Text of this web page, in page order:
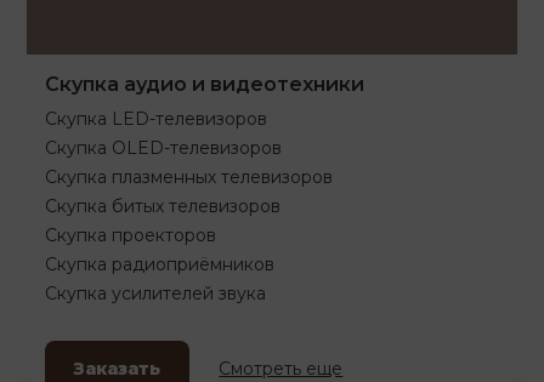
Скупка аудио и видеотехники
Скупка LED-телевизоров
Скупка OLED-телевизоров
Скупка плазменных телевизоров
Скупка битых телевизоров
Скупка проекторов
Скупка радиоприёмников
Скупка усилителей звука
Заказать Смотреть еще